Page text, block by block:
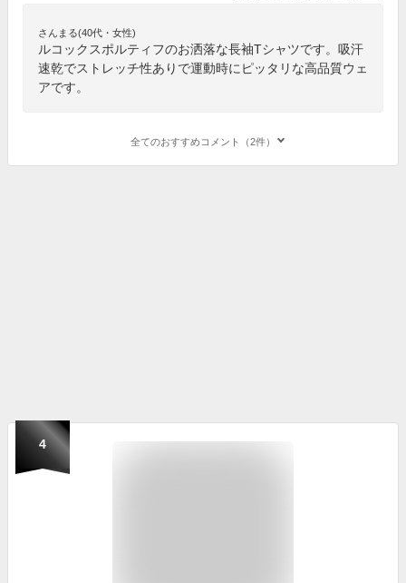
さんまる(40代・女性)
ルコックスポルティフのお洒落な長袖Tシャツです。吸汗
速乾でストレッチ性ありで運動時にピッタリな高品質ウェ
アです。
全てのおすすめコメント（2件）
4